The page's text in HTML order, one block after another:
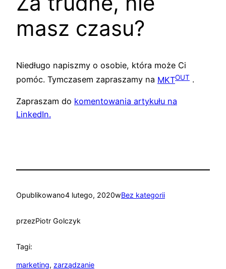
masz czasu?
Niedługo napiszmy o osobie, która może Ci
pomóc. Tymczasem zapraszamy na MKTOUT .
Zapraszam do komentowania artykułu na
LinkedIn.
Opublikowano4 lutego, 2020wBez kategorii
przezPiotr Golczyk
Tagi:
marketing, zarządzanie